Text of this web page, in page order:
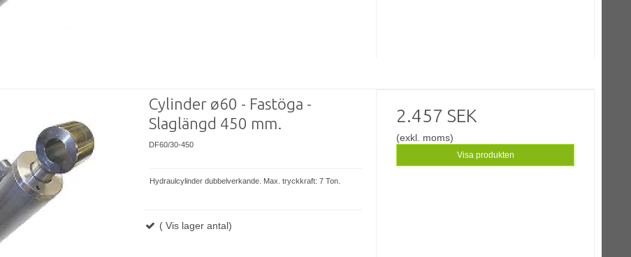
Cylinder ø60 - Fastöga -
Slaglängd 450 mm.
DF60/30-450
Hydraulcylinder dubbelverkande. Max. tryckkraft: 7 Ton.
( Vis lager antal)
2.457 SEK
(exkl. moms)
Visa produkten